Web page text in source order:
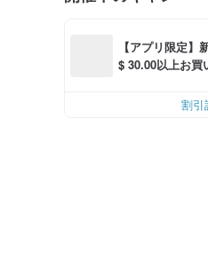
【アプリ限定】
$ 30.00以上お買
割引